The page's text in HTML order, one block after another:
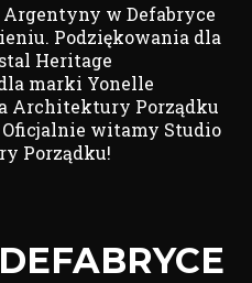
w Defabryce
Podziękowania dla
Heritage
marki Yonelle
Architektury Porządku
witamy Studio
Porządku!